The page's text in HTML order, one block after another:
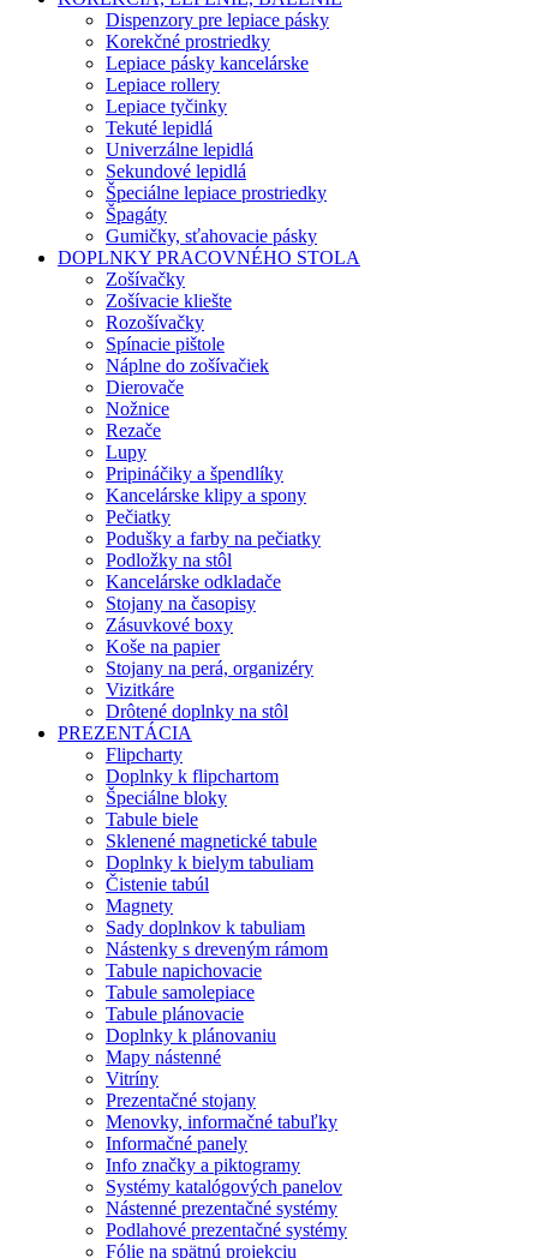
Dispenzory pre lepiace pásky
Korekčné prostriedky
Lepiace pásky kancelárske
Lepiace rollery
Lepiace tyčinky
Tekuté lepidlá
Univerzálne lepidlá
Sekundové lepidlá
Špeciálne lepiace prostriedky
Špagáty
Gumičky, sťahovacie pásky
DOPLNKY PRACOVNÉHO STOLA
Zošívačky
Zošívacie kliešte
Rozošívačky
Spínacie pištole
Náplne do zošívačiek
Dierovače
Nožnice
Rezače
Lupy
Pripináčiky a špendlíky
Kancelárske klipy a spony
Pečiatky
Podušky a farby na pečiatky
Podložky na stôl
Kancelárske odkladače
Stojany na časopisy
Zásuvkové boxy
Koše na papier
Stojany na perá, organizéry
Vizitkáre
Drôtené doplnky na stôl
PREZENTÁCIA
Flipcharty
Doplnky k flipchartom
Špeciálne bloky
Tabule biele
Sklenené magnetické tabule
Doplnky k bielym tabuliam
Čistenie tabúl
Magnety
Sady doplnkov k tabuliam
Nástenky s dreveným rámom
Tabule napichovacie
Tabule samolepiace
Tabule plánovacie
Doplnky k plánovaniu
Mapy nástenné
Vitríny
Prezentačné stojany
Menovky, informačné tabuľky
Informačné panely
Info značky a piktogramy
Systémy katalógových panelov
Nástenné prezentačné systémy
Podlahové prezentačné systémy
Fólie na spätnú projekciu